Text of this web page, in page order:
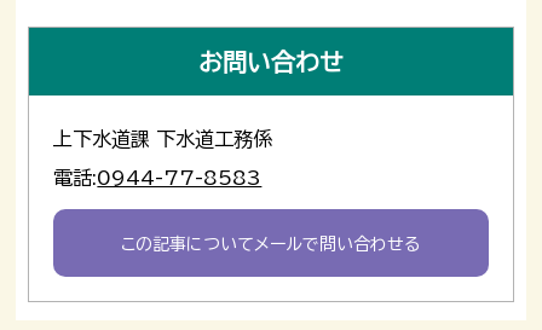
お問い合わせ
上下水道課 下水道工務係
電話:0944-77-8583
この記事についてメールで問い合わせる